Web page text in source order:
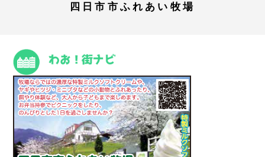
四日市市ふれあい牧場